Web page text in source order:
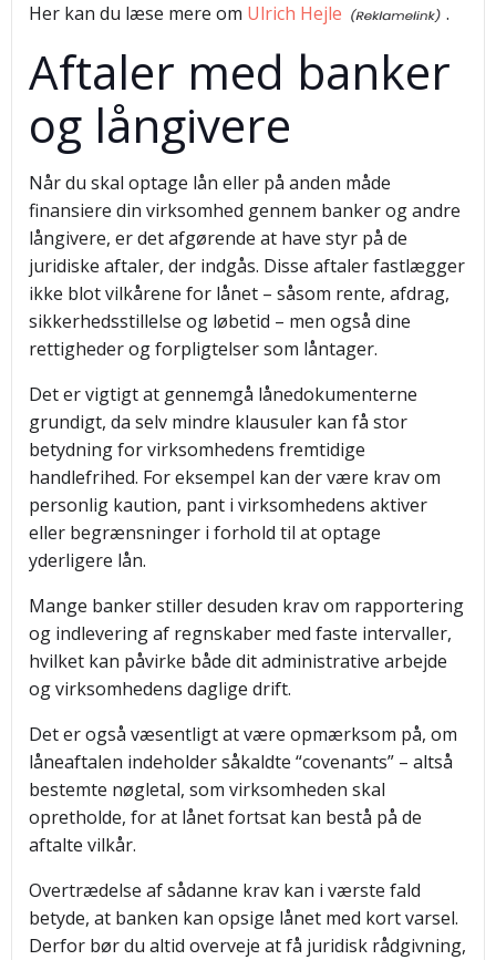
Her kan du læse mere om Ulrich Hejle .
Aftaler med banker
og långivere
Når du skal optage lån eller på anden måde
finansiere din virksomhed gennem banker og andre
långivere, er det afgørende at have styr på de
juridiske aftaler, der indgås. Disse aftaler fastlægger
ikke blot vilkårene for lånet – såsom rente, afdrag,
sikkerhedsstillelse og løbetid – men også dine
rettigheder og forpligtelser som låntager.
Det er vigtigt at gennemgå lånedokumenterne
grundigt, da selv mindre klausuler kan få stor
betydning for virksomhedens fremtidige
handlefrihed. For eksempel kan der være krav om
personlig kaution, pant i virksomhedens aktiver
eller begrænsninger i forhold til at optage
yderligere lån.
Mange banker stiller desuden krav om rapportering
og indlevering af regnskaber med faste intervaller,
hvilket kan påvirke både dit administrative arbejde
og virksomhedens daglige drift.
Det er også væsentligt at være opmærksom på, om
låneaftalen indeholder såkaldte “covenants” – altså
bestemte nøgletal, som virksomheden skal
opretholde, for at lånet fortsat kan bestå på de
aftalte vilkår.
Overtrædelse af sådanne krav kan i værste fald
betyde, at banken kan opsige lånet med kort varsel.
Derfor bør du altid overveje at få juridisk rådgivning,